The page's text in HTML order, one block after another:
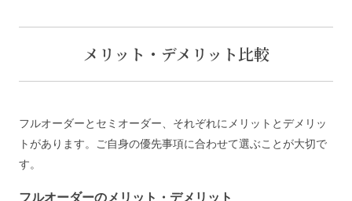
メリット・デメリット比較
フルオーダーとセミオーダー、それぞれにメリットとデメリッ
トがあります。ご自身の優先事項に合わせて選ぶことが大切で
す。
フルオーダーのメリット・デメリット